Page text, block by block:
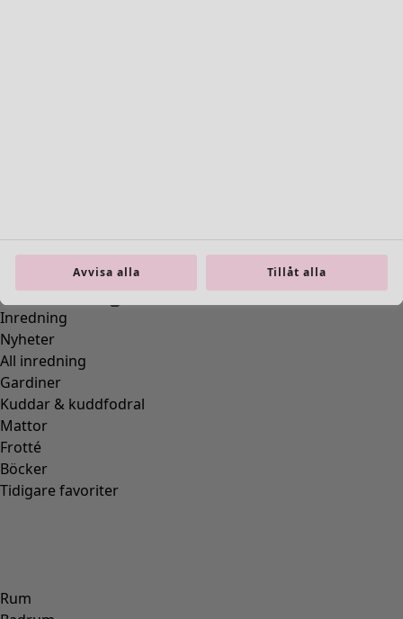
Inredning
Nyheter
All inredning
Gardiner
Kuddar & kuddfodral
Mattor
Frotté
Böcker
Tidigare favoriter
Rum
Avvisa alla Tillåt alla